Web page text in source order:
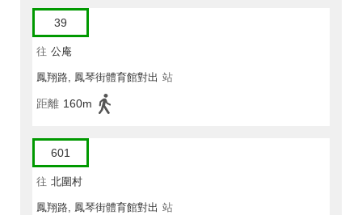
39
往 公庵
鳳翔路, 鳳琴街體育館對出 站
距離 160m
601
往 北圍村
鳳翔路, 鳳琴街體育館對出 站